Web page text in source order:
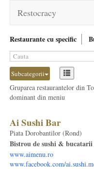
Restocracy
Restaurante cu specific
Subcategorii
Gruparea restaurantelor din
dominant din meniu
Ai Sushi Bar
Piata Dorobantilor (Rond)
Bistrou de sushi &
www.aimenu.ro
www.facebook.com/